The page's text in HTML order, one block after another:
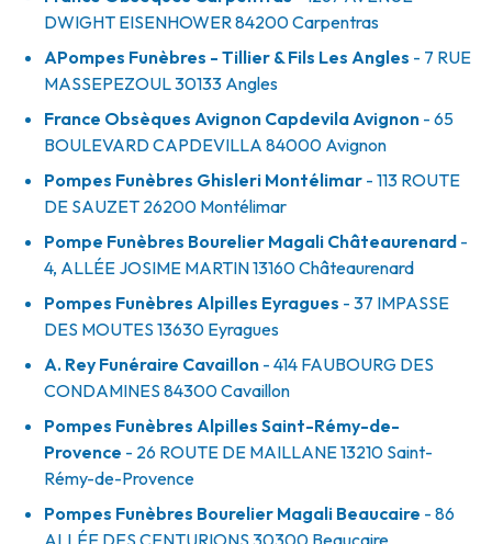
DWIGHT EISENHOWER84200Carpentras
APompes Funèbres - Tillier & Fils Les Angles - 7 RUE
MASSEPEZOUL30133 Angles
France Obsèques Avignon Capdevila Avignon - 65
BOULEVARD CAPDEVILLA 84000 Avignon
Pompes Funèbres Ghisleri Montélimar - 113 ROUTE
DE SAUZET 26200 Montélimar
Pompe Funèbres Bourelier Magali Châteaurenard -
4, ALLÉE JOSIME MARTIN13160Châteaurenard
Pompes Funèbres Alpilles Eyragues - 37 IMPASSE
DES MOUTES 13630 Eyragues
A. Rey Funéraire Cavaillon - 414 FAUBOURG DES
CONDAMINES 84300Cavaillon
Pompes Funèbres Alpilles Saint-Rémy-de-
Provence - 26 ROUTE DE MAILLANE13210 Saint-
Rémy-de-Provence
Pompes Funèbres Bourelier Magali Beaucaire - 86
ALLÉE DES CENTURIONS 30300 Beaucaire